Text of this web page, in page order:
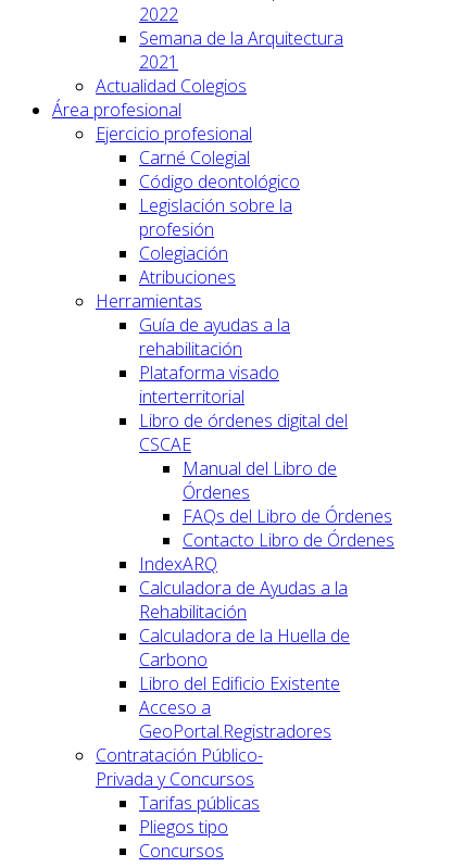
2022
Semana de la Arquitectura
2021
Actualidad Colegios
Área profesional
Ejercicio profesional
Carné Colegial
Código deontológico
Legislación sobre la
profesión
Colegiación
Atribuciones
Herramientas
Guía de ayudas a la
rehabilitación
Plataforma visado
interterritorial
Libro de órdenes digital del
CSCAE
Manual del Libro de
Órdenes
FAQs del Libro de Órdenes
Contacto Libro de Órdenes
IndexARQ
Calculadora de Ayudas a la
Rehabilitación
Calculadora de la Huella de
Carbono
Libro del Edificio Existente
Acceso a
GeoPortal.Registradores
Contratación Público-
Privada y Concursos
Tarifas públicas
Pliegos tipo
Concursos